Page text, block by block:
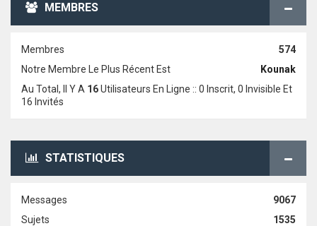
MEMBRES
574
Membres
Notre Membre Le Plus Récent Est
Kounak
Au Total, Il Y A 16Utilisateurs En Ligne :: 0 Inscrit, 0 Invisible Et
16 Invités
STATISTIQUES
9067
Messages
1535
Sujets